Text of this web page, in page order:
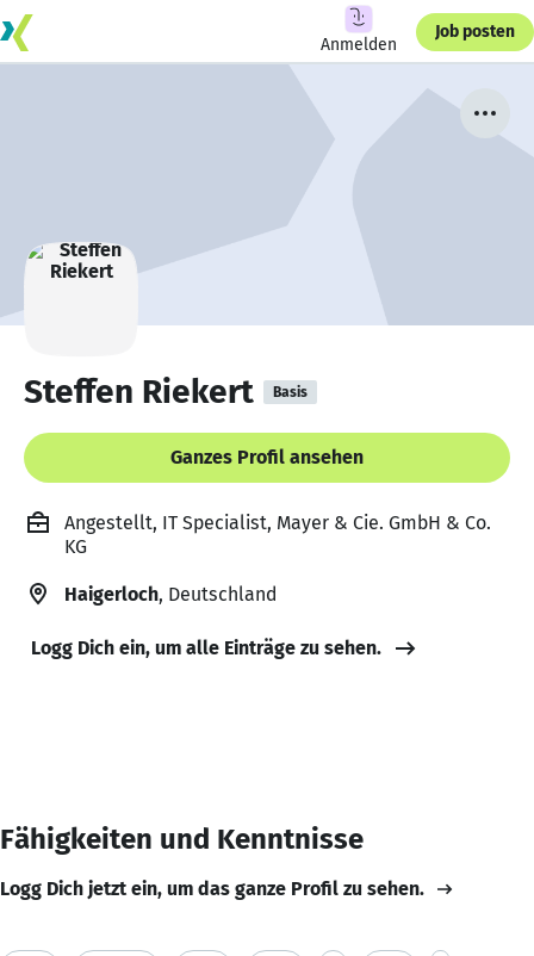
Anmelden
Job posten
Steffen Riekert Basis
Ganzes Profil ansehen
Angestellt, IT Specialist, Mayer & Cie. GmbH & Co.
KG
Haigerloch, Deutschland
Logg Dich ein, um alle Einträge zu sehen.
Fähigkeiten und Kenntnisse
Logg Dich jetzt ein, um das ganze Profil zu sehen.